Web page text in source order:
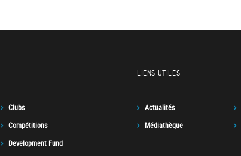
Clubs
Compétitions
Development Fund
LIENS UTILES
Actualités
Médiathèque